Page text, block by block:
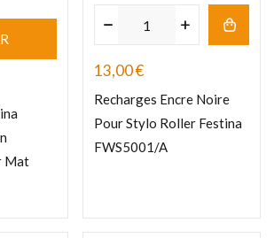
Mat
13,00€
Recharges Encre Noire
Pour Stylo Roller Festina
FWS5001/A